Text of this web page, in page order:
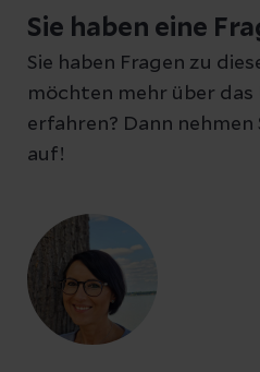
Schreiben Sie uns eine
Sie Ihre E-Mail-Adresse
Ihnen melden können
Sie haben eine
Sie haben Fragen zu
möchten mehr über
erfahren? Dann
auf!